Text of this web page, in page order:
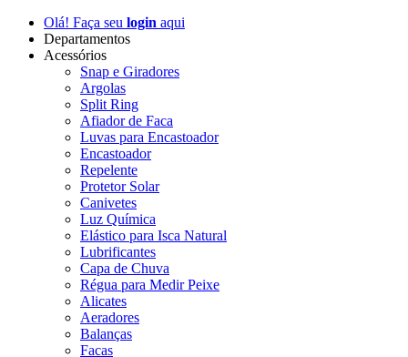
Olá! Faça seu login aqui
Departamentos
Acessórios
Snap e Giradores
Argolas
Split Ring
Afiador de Faca
Luvas para Encastoador
Encastoador
Repelente
Protetor Solar
Canivetes
Luz Química
Elástico para Isca Natural
Lubrificantes
Capa de Chuva
Régua para Medir Peixe
Alicates
Aeradores
Balanças
Facas